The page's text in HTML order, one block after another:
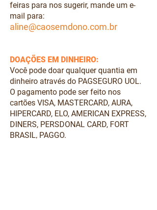
feiras para nos sugerir, mande um e-
mail para:
aline@caosemdono.com.br
DOAÇÕES EM DINHEIRO:
Você pode doar qualquer quantia em
dinheiro através do PAGSEGURO UOL.
O pagamento pode ser feito nos
cartões VISA, MASTERCARD, AURA,
HIPERCARD, ELO, AMERICAN EXPRESS,
DINERS, PERSDONAL CARD, FORT
BRASIL, PAGGO.